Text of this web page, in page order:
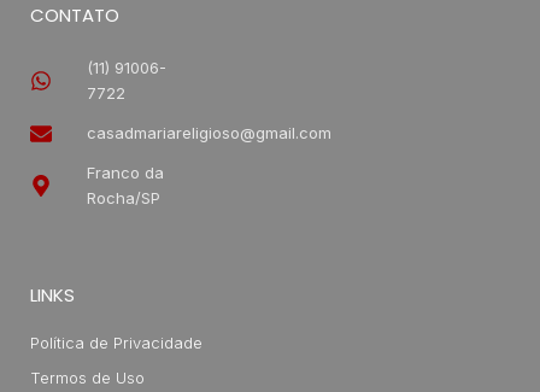
CONTATO
(11) 91006-
7722
casadmariareligioso@gmail.com
Franco da
Rocha/SP
LINKS
Política de Privacidade
Termos de Uso